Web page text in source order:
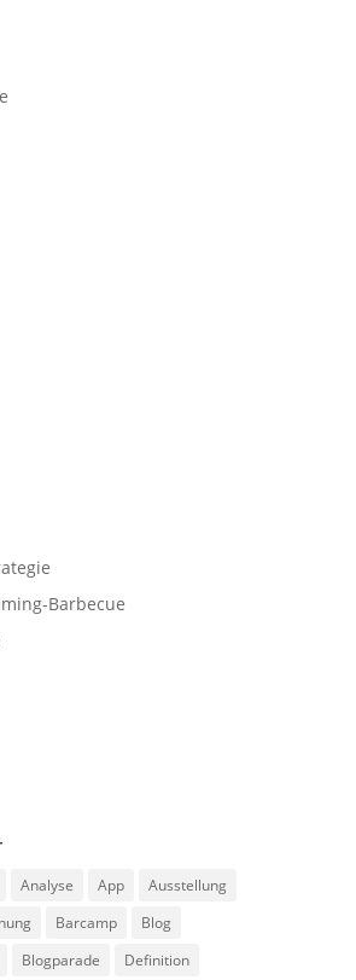
Barbecue
Analyse App
Ausstellung
Barcamp
Blog
Blogparade
Definition